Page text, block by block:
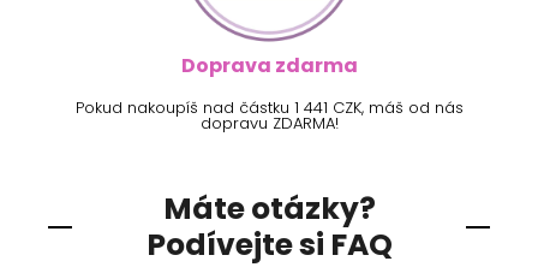
Doprava zdarma
Pokud nakoupíš nad částku 1 441 CZK, máš od nás
dopravu ZDARMA!
Máte otázky?
Podívejte si FAQ